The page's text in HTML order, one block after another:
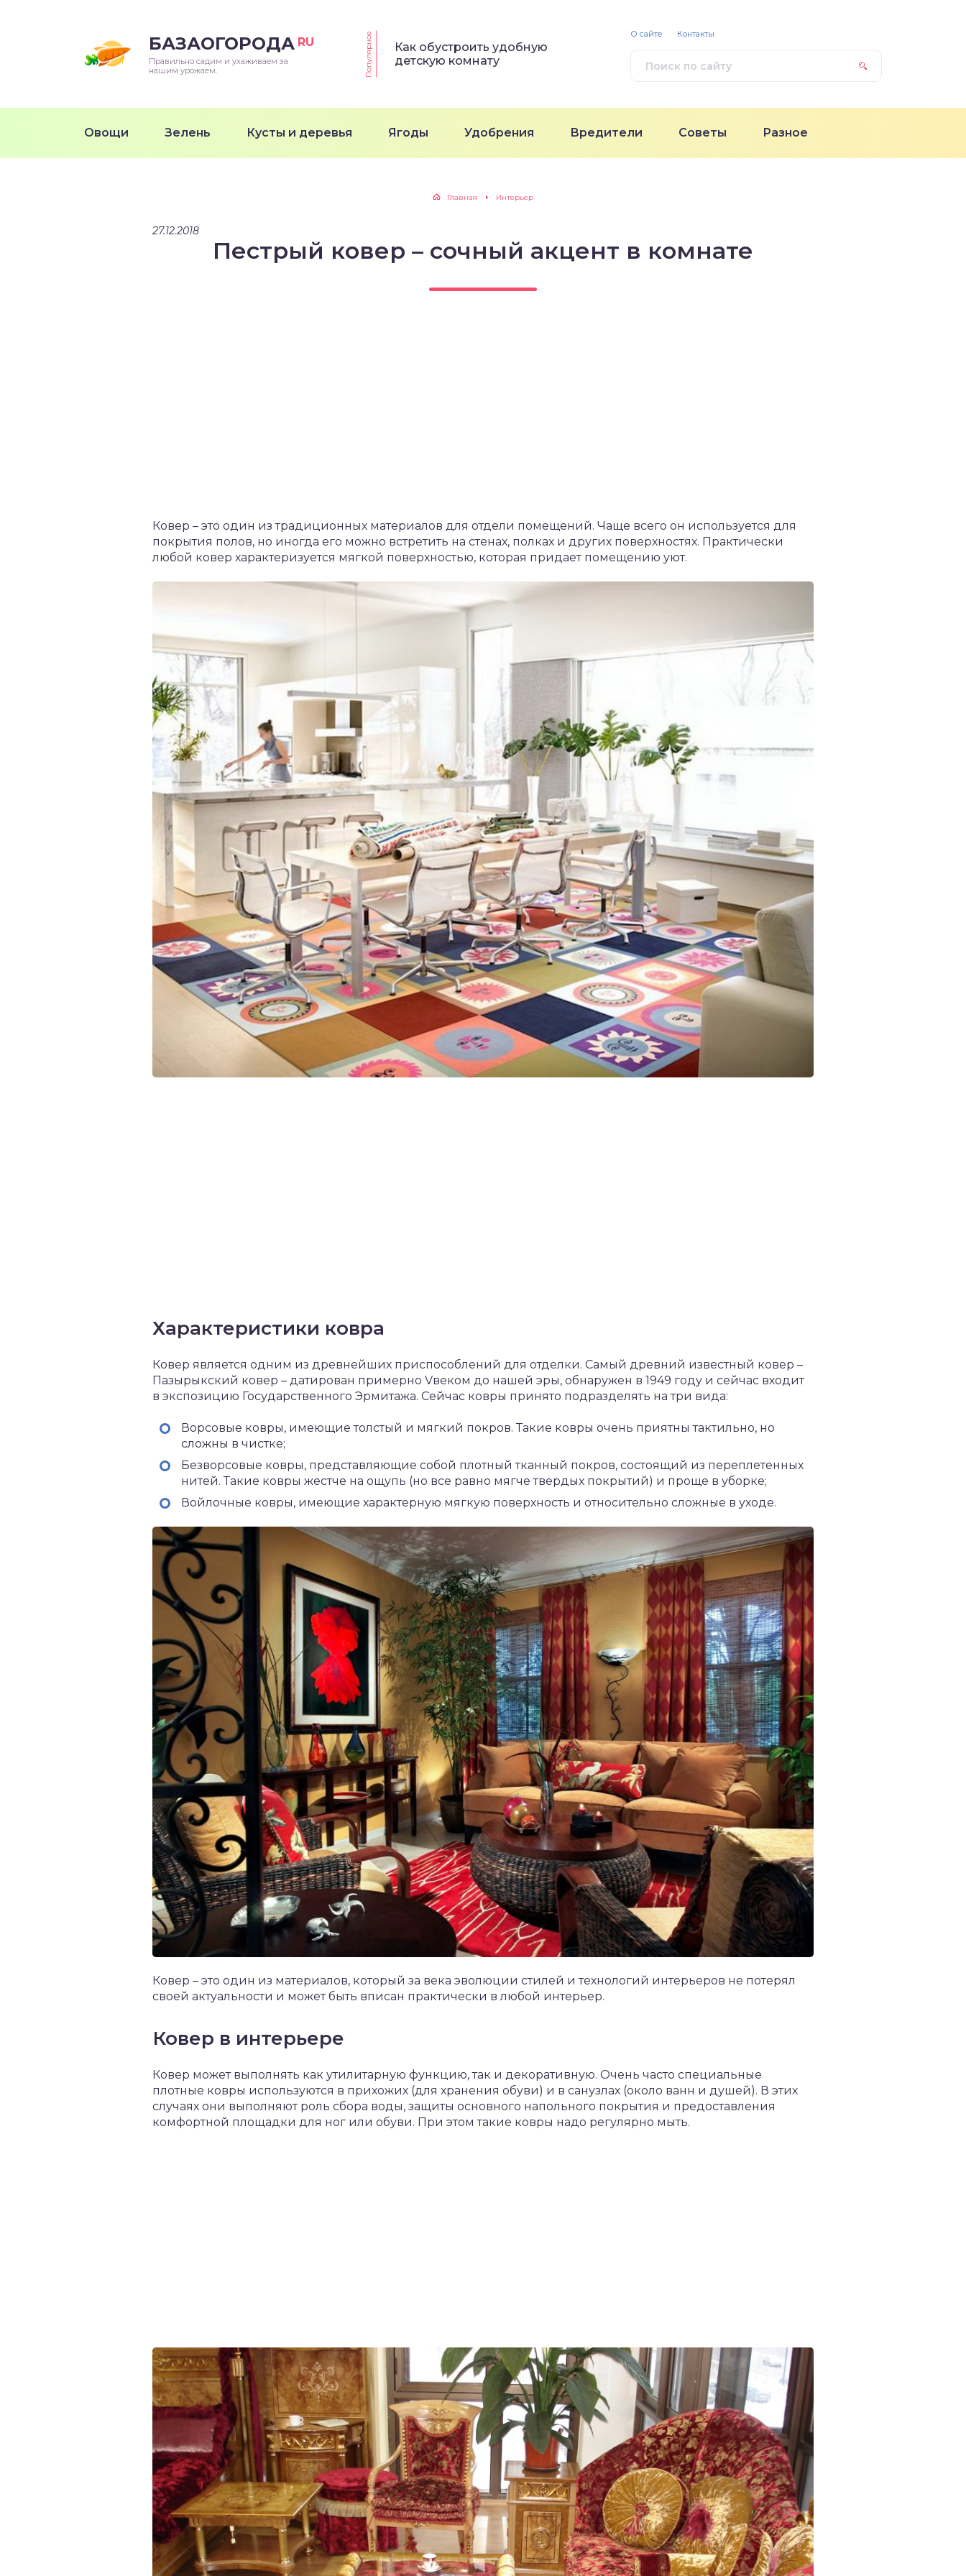
БАЗАОГОРОДА RU
Правильно садим и ухаживаем за
нашим урожаем.
Популярное
Как обустроить удобную
детскую комнату
Овощи Зелень Кусты и деревья Ягоды Удобрения Вредители Советы Разное
О сайте Контакты
Главная Интерьер
27.12.2018
Пестрый ковер – сочный акцент в комнате
Ковер – это один из традиционных материалов для отдели помещений. Чаще всего он используется для
покрытия полов, но иногда его можно встретить на стенах, полках и других поверхностях. Практически
любой ковер характеризуется мягкой поверхностью, которая придает помещению уют.
Характеристики ковра
Ковер является одним из древнейших приспособлений для отделки. Самый древний известный ковер –
Пазырыкский ковер – датирован примерно Vвеком до нашей эры, обнаружен в 1949 году и сейчас входит
в экспозицию Государственного Эрмитажа. Сейчас ковры принято подразделять на три вида:
Ворсовые ковры, имеющие толстый и мягкий покров. Такие ковры очень приятны тактильно, но
сложны в чистке;
Безворсовые ковры, представляющие собой плотный тканный покров, состоящий из переплетенных
нитей. Такие ковры жестче на ощупь (но все равно мягче твердых покрытий) и проще в уборке;
Войлочные ковры, имеющие характерную мягкую поверхность и относительно сложные в уходе.
Ковер – это один из материалов, который за века эволюции стилей и технологий интерьеров не потерял
своей актуальности и может быть вписан практически в любой интерьер.
Ковер в интерьере
Ковер может выполнять как утилитарную функцию, так и декоративную. Очень часто специальные
плотные ковры используются в прихожих (для хранения обуви) и в санузлах (около ванн и душей). В этих
случаях они выполняют роль сбора воды, защиты основного напольного покрытия и предоставления
комфортной площадки для ног или обуви. При этом такие ковры надо регулярно мыть.